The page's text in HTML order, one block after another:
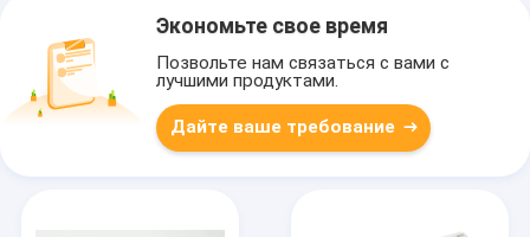
Экономьте свое время
Позвольте нам связаться с вами с
лучшими продуктами.
Дайте ваше требование